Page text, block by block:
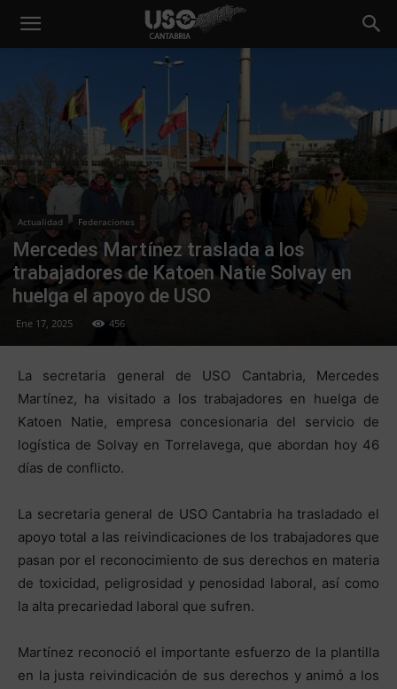
Actualidad Federaciones
Mercedes Martínez traslada a los
trabajadores de Katoen Natie Solvay en
huelga el apoyo de USO
Ene 17, 2025 456
La secretaria general de USO Cantabria, Mercedes
Martínez, ha visitado a los trabajadores en huelga de
Katoen Natie, empresa concesionaria del servicio de
logística de Solvay en Torrelavega, que abordan hoy 46
días de conflicto.
La secretaria general de USO Cantabria ha trasladado el
apoyo total a las reivindicaciones de los trabajadores que
pasan por el reconocimiento de sus derechos en materia
de toxicidad, peligrosidad y penosidad laboral, así como
la alta precariedad laboral que sufren.
Martínez reconoció el importante esfuerzo de la plantilla
en la justa reivindicación de sus derechos y animó a los